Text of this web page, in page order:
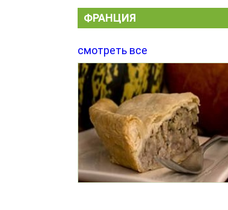
ФРАНЦИЯ
смотреть все